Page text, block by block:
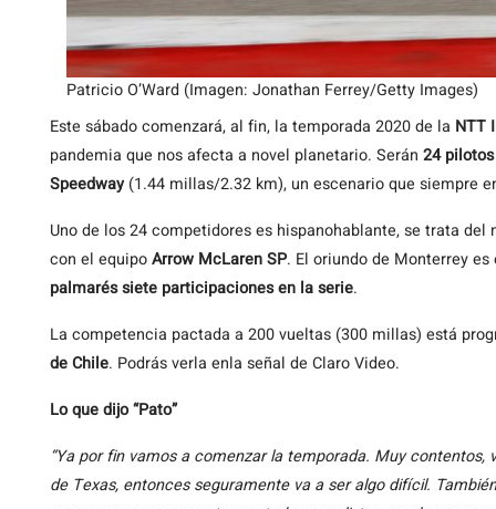
Patricio O’Ward (Imagen: Jonathan Ferrey/Getty Images)
Este sábado comenzará, al fin, la temporada 2020 de la NTT
pandemia que nos afecta a novel planetario. Serán 24 pilotos
Speedway(1.44 millas/2.32 km), un escenario que siempre
Uno de los 24 competidores es hispanohablante, se trata
con el equipoArrow McLaren SP. El oriundo de Monterrey
palmarés siete participaciones en la serie.
La competencia pactada a 200 vueltas (300 millas) está
de Chile. Podrás verla enla señal de Claro Video.
Lo que dijo “Pato”
“Ya por fin vamos a comenzar la temporada. Muy
de Texas, entonces seguramente va a ser algo difícil.